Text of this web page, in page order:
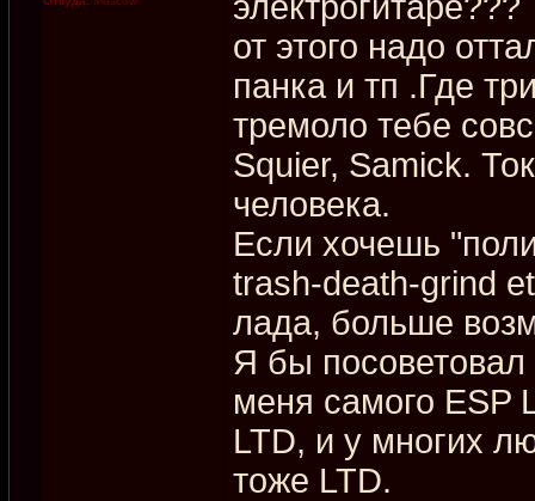
от этого надо
панка и тп .Где
тремоло тебе
Squier, Samick.
человека.
Если хочешь
trash-death-grind
лада, больше
Я бы
меня самого ESP
LTD, и у многих
тоже LTD.